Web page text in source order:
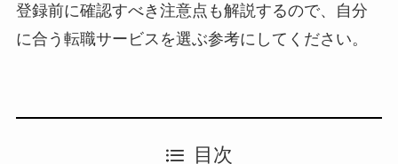
登録前に確認すべき注意点も解説するので、自分
に合う転職サービスを選ぶ参考にしてください。
目次